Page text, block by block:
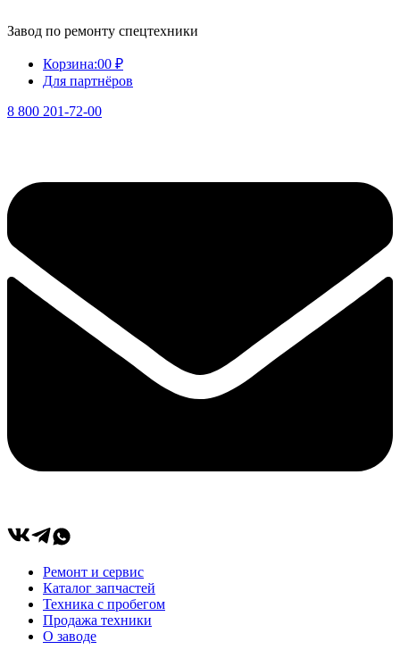
Завод по ремонту спецтехники
Корзина:00 ₽
Для партнёров
8 800 201-72-00
Ремонт и сервис
Каталог запчастей
Техника с пробегом
Продажа техники
О заводе